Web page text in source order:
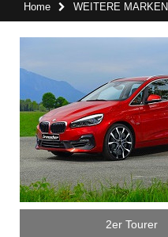
Home WEITERE MARKEN
2er Tourer